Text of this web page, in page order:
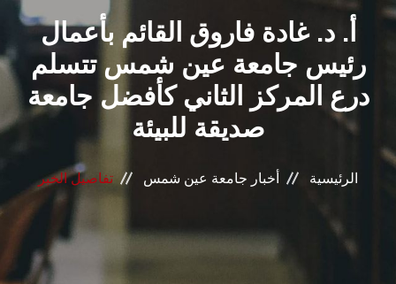
الشئون الأكاديمية
البحث العلمي
الرعاية الصحية
المراكز والوحدات
الأنظمة الذكية
الإعلام
أ. د. غادة فاروق القائم بأعمال
رئيس جامعة عين شمس تتسلم
درع المركز الثاني كأفضل جامعة
صديقة للبيئة
الرئيسية أخبار جامعة عين شمس تفاصيل الخبر